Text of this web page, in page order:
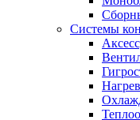
Системы